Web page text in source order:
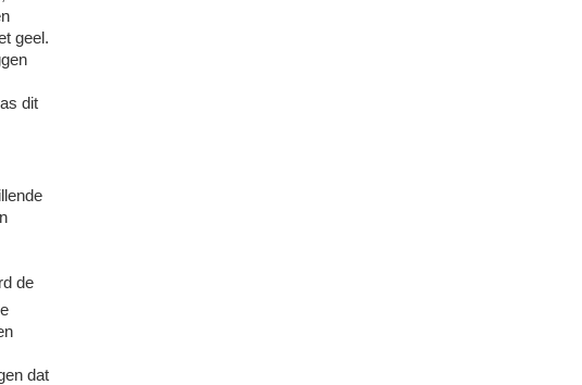
geel.
dit
de
dat